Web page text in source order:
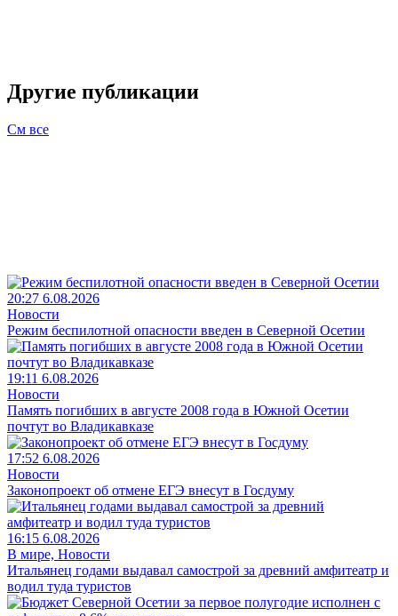
Другие публикации
См все
20:27 6.08.2026
Новости
Режим беспилотной опасности введен в Северной Осетии
19:11 6.08.2026
Новости
Память погибших в августе 2008 года в Южной Осетии
почтут во Владикавказе
17:52 6.08.2026
Новости
Законопроект об отмене ЕГЭ внесут в Госдуму
16:15 6.08.2026
В мире, Новости
Итальянец годами выдавал самострой за древний амфитеатр и
водил туда туристов